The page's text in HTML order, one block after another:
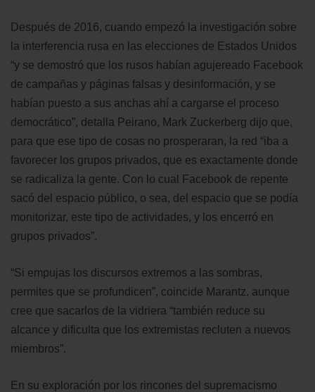
Después de 2016, cuando empezó la investigación sobre
la interferencia rusa en las elecciones de Estados Unidos
“y se demostró que los rusos habían agujereado Facebook
de campañas y páginas falsas y desinformación, y se
habían puesto a sus anchas ahí a cargarse el proceso
democrático”, detalla Peirano, Mark Zuckerberg dijo que,
para que ese tipo de cosas no prosperaran, la red “iba a
favorecer los grupos privados, que es exactamente donde
se radicaliza la gente. Con lo cual Facebook de repente
sacó del espacio público, o sea, del espacio que se podía
monitorizar, este tipo de actividades, y los encerró en
grupos privados”.
“Si empujas los discursos extremos a las sombras,
permites que se profundicen”, coincide Marantz, aunque
cree que sacarlos de la vidriera “también reduce su
alcance y dificulta que los extremistas recluten a nuevos
miembros”.
En su exploración por los rincones del supremacismo